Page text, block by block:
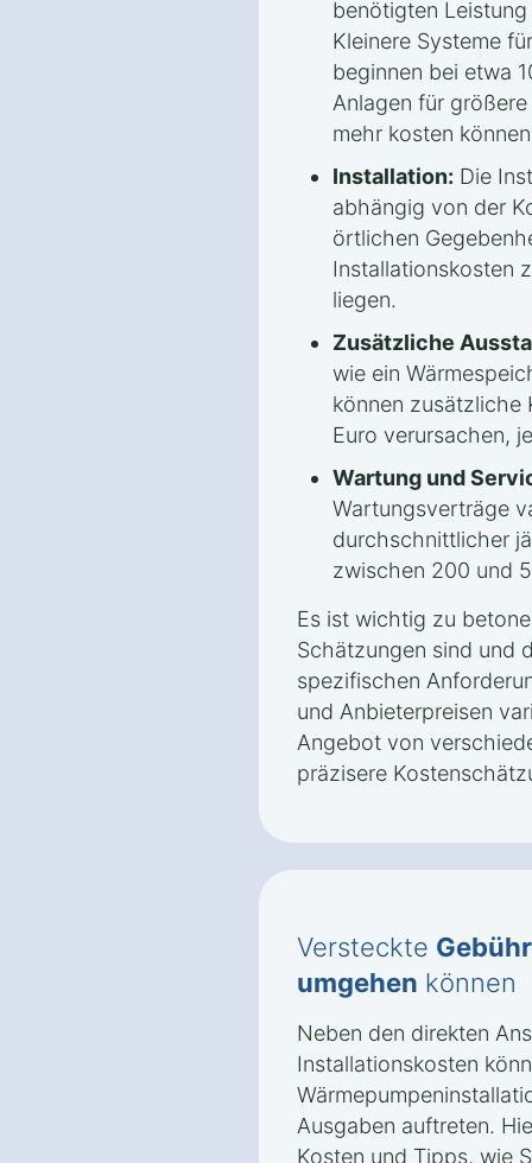
benötigten
Kleinere Systeme
beginnen bei etwa
Anlagen für
mehr kosten
Installation: Die
abhängig von der
örtlichen
Installationskosten
liegen.
Zusätzliche
wie ein
können zusätzliche
Euro verursachen,
Wartung und
Wartungsverträge
durchschnittlicher
zwischen 200 und
Es ist wichtig zu
Schätzungen sind und
spezifischen
und Anbieterpreisen
Angebot von
präzisere
Versteckte
umgehen können
Neben den direkten
Installationskosten
Ausgaben auftreten.
Kosten und Tipps, wie